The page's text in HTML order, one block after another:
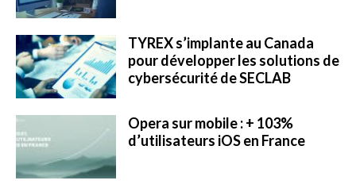
TYREX s’implante au Canada
pour développer les solutions de
cybersécurité de SECLAB
Opera sur mobile : + 103%
d’utilisateurs iOS en France